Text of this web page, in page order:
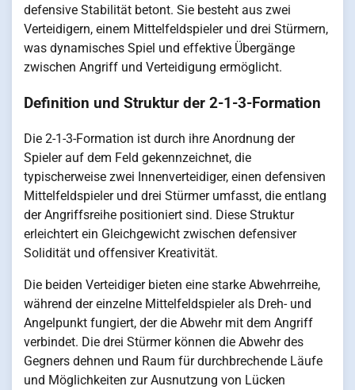
defensive Stabilität betont. Sie besteht aus zwei
Verteidigern, einem Mittelfeldspieler und drei Stürmern,
was dynamisches Spiel und effektive Übergänge
zwischen Angriff und Verteidigung ermöglicht.
Definition und Struktur der 2-1-3-Formation
Die 2-1-3-Formation ist durch ihre Anordnung der
Spieler auf dem Feld gekennzeichnet, die
typischerweise zwei Innenverteidiger, einen defensiven
Mittelfeldspieler und drei Stürmer umfasst, die entlang
der Angriffsreihe positioniert sind. Diese Struktur
erleichtert ein Gleichgewicht zwischen defensiver
Solidität und offensiver Kreativität.
Die beiden Verteidiger bieten eine starke Abwehrreihe,
während der einzelne Mittelfeldspieler als Dreh- und
Angelpunkt fungiert, der die Abwehr mit dem Angriff
verbindet. Die drei Stürmer können die Abwehr des
Gegners dehnen und Raum für durchbrechende Läufe
und Möglichkeiten zur Ausnutzung von Lücken